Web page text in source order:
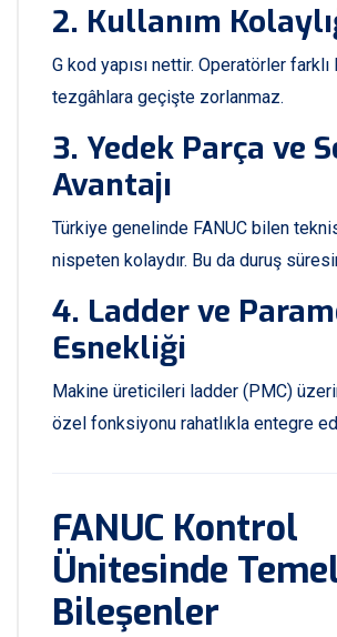
2. Kullanım
G kod yapısı nettir. Operatörler farklı
tezgâhlara geçişte zorlanmaz.
3. Yedek Parça ve
Avantajı
Türkiye genelinde FANUC bilen
nispeten kolaydır. Bu da duruş
4. Ladder ve
Esnekliği
Makine üreticileri ladder (PMC)
özel fonksiyonu rahatlıkla entegre
FANUC Kontrol
Ünitesinde
Bileşenler